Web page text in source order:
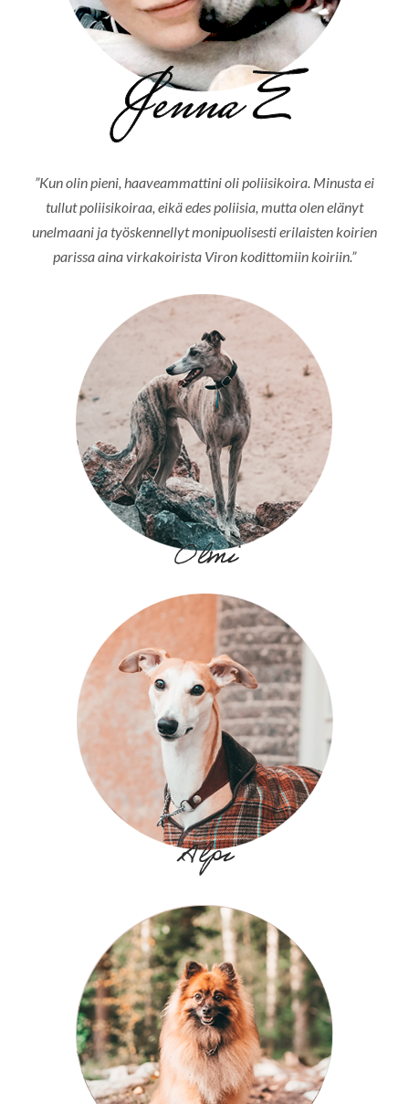
”Kun olin pieni, haaveammattini oli poliisikoira. Minusta ei
tullut poliisikoiraa, eikä edes poliisia, mutta olen elänyt
unelmaani ja työskennellyt monipuolisesti erilaisten koirien
parissa aina virkakoirista Viron kodittomiin koiriin.”